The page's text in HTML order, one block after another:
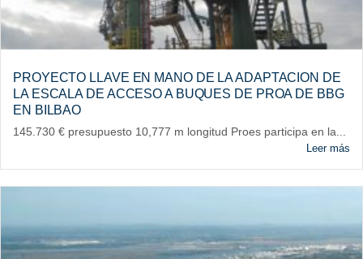
PROYECTO LLAVE EN MANO DE LA ADAPTACION DE
LA ESCALA DE ACCESO A BUQUES DE PROA DE BBG
EN BILBAO
145.730 € presupuesto 10,777 m longitud Proes participa en la...
Leer más